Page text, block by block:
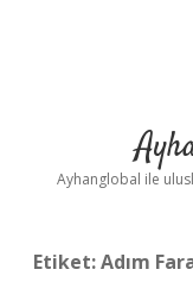
Ayhanglobal ile
Etiket:Adım